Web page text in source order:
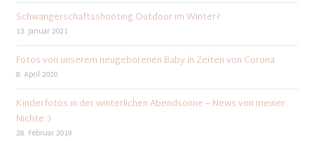
Schwangerschaftsshooting Outdoor im Winter?
13. Januar 2021
Fotos von unserem neugeborenen Baby in Zeiten von Corona
8. April 2020
Kinderfotos in der winterlichen Abendsonne – News von meiner
Nichte :)
28. Februar 2019